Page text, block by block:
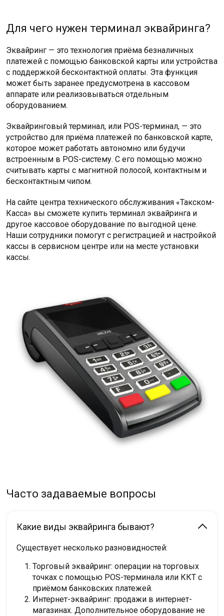
Для чего нужен терминал эквайринга?
Эквайринг — это технология приёма безналичных
платежей с помощью банковской карты или устройства
с поддержкой бесконтактной оплаты. Эта функция
может быть заранее предусмотрена в кассовом
аппарате или реализовываться отдельным
оборудованием.
Эквайринговый терминал, или POS-терминал, — это
устройство для приёма платежей по банковской карте,
которое может работать автономно или будучи
встроенным в POS-систему. С его помощью можно
считывать карты с магнитной полосой, контактным и
бесконтактным чипом.
На сайте центра технического обслуживания «Такском-
Касса» вы сможете купить терминал эквайринга и
другое кассовое оборудование по выгодной цене.
Наши сотрудники помогут с регистрацией и настройкой
кассы в сервисном центре или на месте установки
кассы.
Часто задаваемые вопросы
Какие виды эквайринга бывают?
Существует несколько разновидностей:
Торговый эквайринг: операции на торговых
точках с помощью POS-терминала или ККТ с
приёмом банковских платежей.
Интернет-эквайринг: продажи в интернет-
магазинах. Дополнительное оборудование не